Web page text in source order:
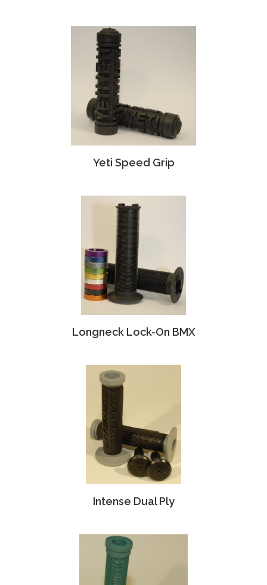
Yeti Speed Grip
Longneck Lock-On BMX
Intense Dual Ply